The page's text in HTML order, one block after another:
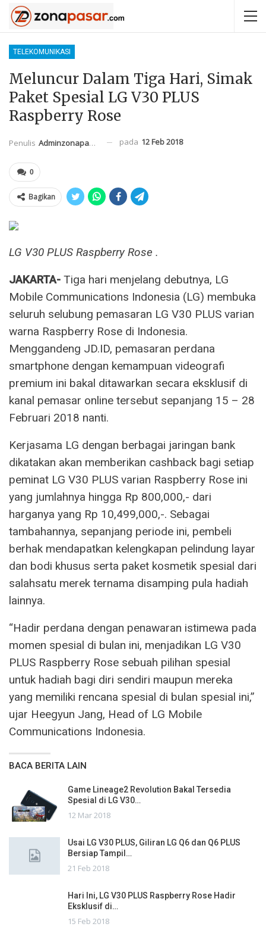
TELEKOMUNIKASI
Meluncur Dalam Tiga Hari, Simak
Paket Spesial LG V30 PLUS
Raspberry Rose
Penulis Adminzonapasar pada 12 Feb 2018
0
Bagikan
LG V30 PLUS Raspberry Rose .
JAKARTA- Tiga hari menjelang debutnya, LG
Mobile Communications Indonesia (LG) membuka
seluruh selubung pemasaran LG V30 PLUS varian
warna Raspberry Rose di Indonesia.
Menggandeng JD.ID, pemasaran perdana
smartphone dengan kemampuan videografi
premium ini bakal ditawarkan secara eksklusif di
kanal pemasar online tersebut sepanjang 15 – 28
Februari 2018 nanti.
Kerjasama LG dengan berbagai jaringan bank
dikatakan akan memberikan cashback bagi setiap
peminat LG V30 PLUS varian Raspberry Rose ini
yang jumlahnya hingga Rp 800,000,- dari
harganya yang Rp 10,499,000,-. Sebagai
tambahannya, sepanjang periode ini, pembeli
berhak mendapatkan kelengkapan pelindung layar
dan bodi khusus serta paket kosmetik spesial dari
salahsatu merek ternama disamping pula hadiah
lainnya.
“Hadir perdana dengan penawaran istimewa pada
momen spesial di bulan ini, menjadikan LG V30
PLUS Raspberry Rose sebuah pilihan spesial
untuk hadiah bagi diri sendiri maupun mereka
yang memiliki rencana spesial di bulan spesial ini,”
ujar Heegyun Jang, Head of LG Mobile
Communications Indonesia.
BACA BERITA LAIN
Game Lineage2 Revolution Bakal Tersedia
Spesial di LG V30…
12 Mar 2018
Usai LG V30 PLUS, Giliran LG Q6 dan Q6 PLUS
Bersiap Tampil…
21 Feb 2018
Hari Ini, LG V30 PLUS Raspberry Rose Hadir
Eksklusif di…
15 Feb 2018